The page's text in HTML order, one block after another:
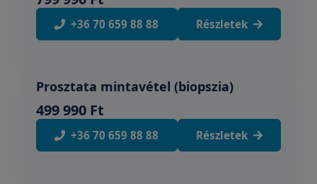
+36 70 659 88 88 Részletek
Prosztata mintavétel (biopszia)
499 990 Ft
+36 70 659 88 88 Részletek